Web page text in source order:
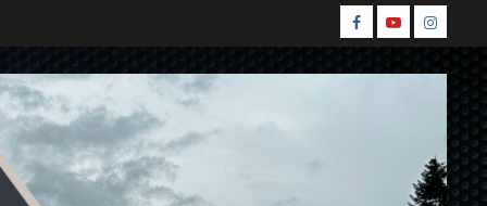
Spin
Facebook
Spin
Youtube
Spin